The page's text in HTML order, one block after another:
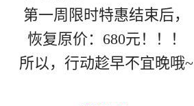
第一周限时特惠结束后，
恢复原价：680元！！！
所以，行动趁早不宜晚哦~